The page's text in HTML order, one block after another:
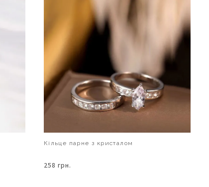
Кільце парне з кристалом
258 грн.